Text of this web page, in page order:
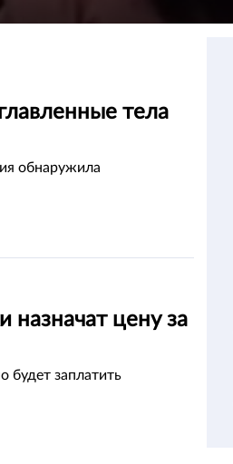
тела
обнаружила
назначат цену за
будет заплатить